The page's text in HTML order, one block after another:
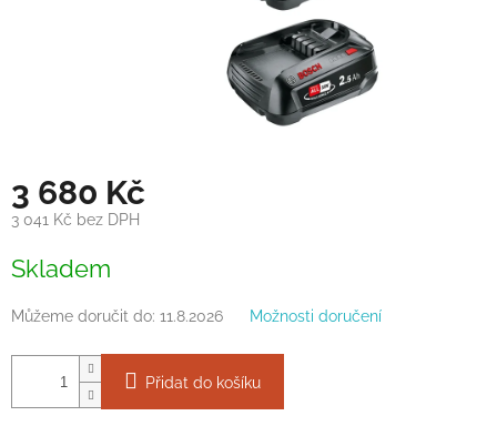
3 680 Kč
3 041 Kč bez DPH
cena:
Skladem
Můžeme doručit do: 11.8.2026 Možnosti doručení
Přidat do košíku